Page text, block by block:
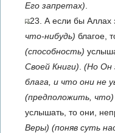
Его запретах)
23. А если бы Аллах
что-нибудь) благое,
(способность)
Своей Книги) (Но Он
блага, и что они не
(предположить, что)
услышать, то они,
Веры) (поняв суть